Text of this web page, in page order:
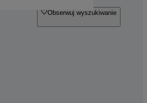
Obserwuj wyszukiwanie